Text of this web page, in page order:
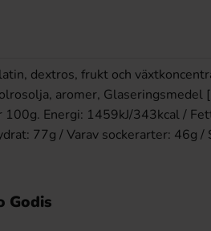
dextros, frukt och
aromer, Glaseringsmedel
100g. Energi: 1459kJ/343kcal /
77g / Varav sockerarter: 46g /
Godis